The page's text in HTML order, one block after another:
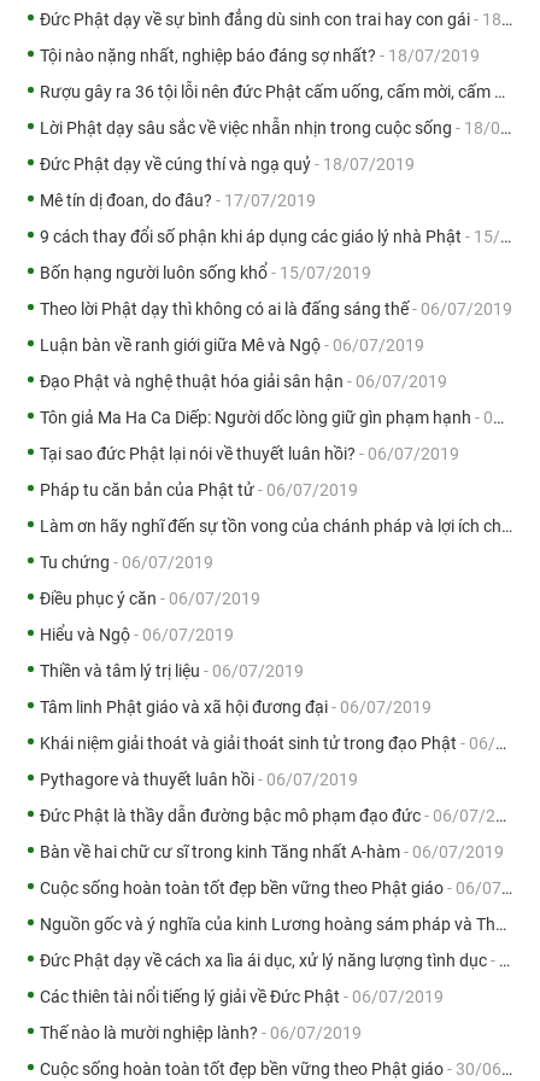
Đức Phật dạy về sự bình đẳng dù sinh con trai hay con gái- 18/07/2019
Tội nào nặng nhất, nghiệp báo đáng sợ nhất? - 18/07/2019
Rượu gây ra 36 tội lỗi nên đức Phật cấm uống, cấm mời, cấm buôn bán rượu
Lời Phật dạy sâu sắc về việc nhẫn nhịn trong cuộc sống - 18/07/2019
Đức Phật dạy về cúng thí và ngạ quỷ- 18/07/2019
Mê tín dị đoan, do đâu? - 17/07/2019
9 cách thay đổi số phận khi áp dụng các giáo lý nhà Phật - 15/07/2019
Bốn hạng người luôn sống khổ- 15/07/2019
Theo lời Phật dạy thì không có ai là đấng sáng thế- 06/07/2019
Luận bàn về ranh giới giữa Mê và Ngộ- 06/07/2019
Đạo Phật và nghệ thuật hóa giải sân hận - 06/07/2019
Tôn giả Ma Ha Ca Diếp: Người dốc lòng giữ gìn phạm hạnh - 06/07/2019
Tại sao đức Phật lại nói về thuyết luân hồi? - 06/07/2019
Pháp tu căn bản của Phật tử- 06/07/2019
Làm ơn hãy nghĩ đến sự tồn vong của chánh pháp và lợi ích chúng sanh
Tu chứng - 06/07/2019
Điều phục ý căn - 06/07/2019
Hiểu và Ngộ- 06/07/2019
Thiền và tâm lý trị liệu - 06/07/2019
Tâm linh Phật giáo và xã hội đương đại- 06/07/2019
Khái niệm giải thoát và giải thoát sinh tử trong đạo Phật - 06/07/2019
Pythagore và thuyết luân hồi- 06/07/2019
Đức Phật là thầy dẫn đường bậc mô phạm đạo đức- 06/07/2019
Bàn về hai chữ cư sĩ trong kinh Tăng nhất A-hàm- 06/07/2019
Cuộc sống hoàn toàn tốt đẹp bền vững theo Phật giáo- 06/07/2019
Nguồn gốc và ý nghĩa của kinh Lương hoàng sám pháp và Thủy sám pháp
Đức Phật dạy về cách xa lìa ái dục, xử lý năng lượng tình dục- 06/07/2019
Các thiên tài nổi tiếng lý giải về Đức Phật - 06/07/2019
Thế nào là mười nghiệp lành? - 06/07/2019
Cuộc sống hoàn toàn tốt đẹp bền vững theo Phật giáo- 30/06/2019